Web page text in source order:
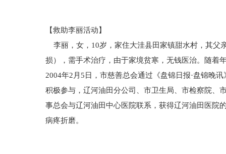
【救助李丽活动】
李丽，女，10岁，家住大洼县田家镇甜水村，其父
损），需手术治疗，由于家境贫寒，无钱医治。随着
2004年2月5日，市慈善总会通过《盘锦日报·盘锦晚
积极参与，辽河油田分公司、市卫生局、市检察院、
事总会与辽河油田中心医院联系，获得辽河油田医院
病疼折磨。